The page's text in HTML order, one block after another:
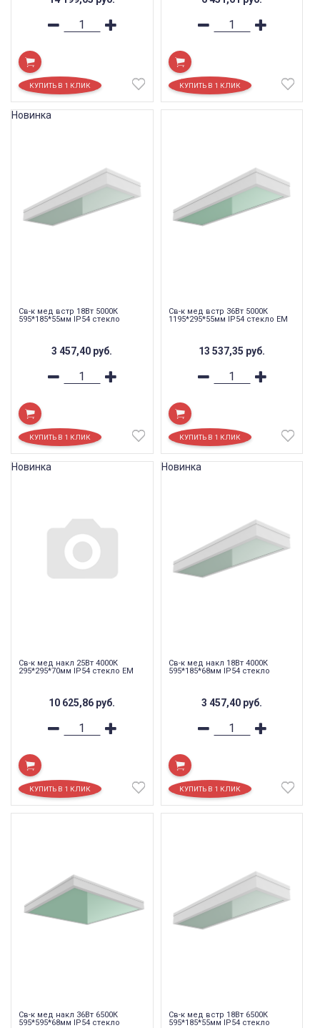
Св-к мед встр 18Вт 5000К
595*185*55мм IP54 стекло
3 457,40 руб.
Новинка
Св-к мед встр 36Вт 5000К
1195*295*55мм IP54 стекло EM
13 537,35 руб.
Св-к мед накл 25Вт 4000К
295*295*70мм IP54 стекло EM
10 625,86 руб.
Новинка
Св-к мед накл 18Вт 4000К
595*185*68мм IP54 стекло
3 457,40 руб.
Новинка
Св-к мед накл 36Вт 6500К
595*595*68мм IP54 стекло
Св-к мед встр 18Вт 6500К
595*185*55мм IP54 стекло